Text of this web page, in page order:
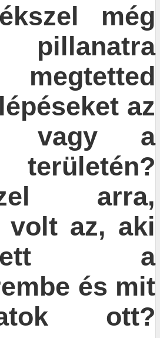
még
megtetted
az
vagy a
arra,
volt az, aki
a
és mit
ott?